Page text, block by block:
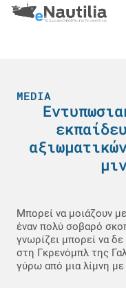
MEDIA
Μπορεί να μοιάζουν
έναν πολύ σοβαρό
γνωρίζει μπορεί να
στη Γκρενόμπλ της
γύρω από μια λίμνη